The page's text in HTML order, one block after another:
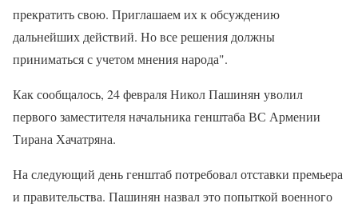
прекратить свою. Приглашаем их к обсуждению
дальнейших действий. Но все решения должны
приниматься с учетом мнения народа".
Как сообщалось, 24 февраля Никол Пашинян уволил
первого заместителя начальника генштаба ВС Армении
Тирана Хачатряна.
На следующий день генштаб потребовал отставки премьера
и правительства. Пашинян назвал это попыткой военного